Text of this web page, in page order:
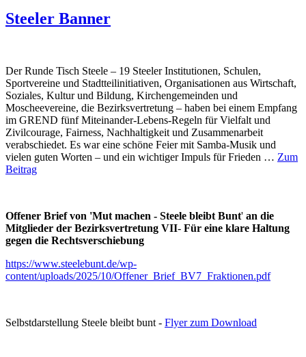
Steeler Banner
Der Runde Tisch Steele – 19 Steeler Institutionen, Schulen,
Sportvereine und Stadtteilinitiativen, Organisationen aus Wirtschaft,
Soziales, Kultur und Bildung, Kirchengemeinden und
Moscheevereine, die Bezirksvertretung – haben bei einem Empfang
im GREND fünf Miteinander-Lebens-Regeln für Vielfalt und
Zivilcourage, Fairness, Nachhaltigkeit und Zusammenarbeit
verabschiedet. Es war eine schöne Feier mit Samba-Musik und
vielen guten Worten – und ein wichtiger Impuls für Frieden … Zum
Beitrag
Offener Brief von 'Mut machen - Steele bleibt Bunt' an die
Mitglieder der Bezirksvertretung VII- Für eine klare Haltung
gegen die Rechtsverschiebung
https://www.steelebunt.de/wp-
content/uploads/2025/10/Offener_Brief_BV7_Fraktionen.pdf
Selbstdarstellung Steele bleibt bunt - Flyer zum Download